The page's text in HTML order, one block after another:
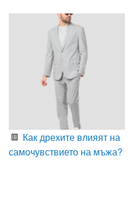
Как дрехите влияят на
самочувствието на мъжа?